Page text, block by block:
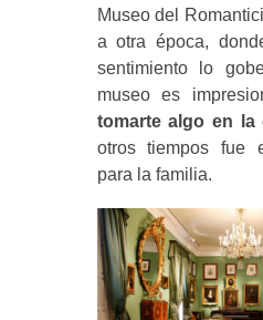
Museo del
a otra época,
sentimiento lo
museo es
tomarte algo en la
otros tiempos fue
para la familia.